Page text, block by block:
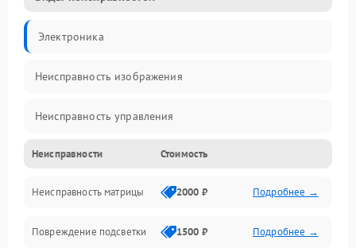
Электроника
Неисправность изображения
Неисправность управления
Неисправность интерфейсов
Прочие неисправности
Неисправность звука
Неисправности Стоимость
Неисправность матрицы 2000 ₽ Подробнее →
Повреждение подсветки 1500 ₽ Подробнее →